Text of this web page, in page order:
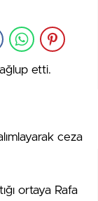
etti.
ceza
ortaya Rafa